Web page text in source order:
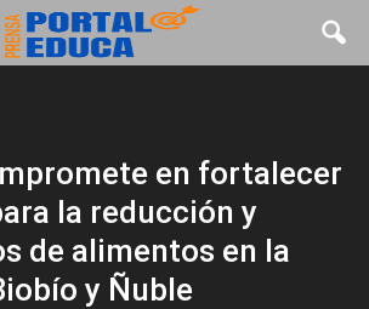
en fortalecer
la reducción y
de alimentos en la
y Ñuble